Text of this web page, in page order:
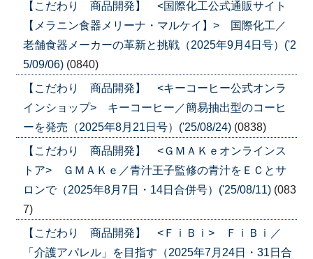
【こだわり 商品開発】 <国際化工公式通販サイト
【メラニン食器メリーナ・マルケイ】> 国際化工／
老舗食器メーカーの革新と挑戦（2025年9月4日号）('2
5/09/06) (0840)
【こだわり 商品開発】 <キーコーヒー公式オンラ
インショップ> キーコーヒー／簡易抽出型のコーヒ
ーを発売（2025年8月21日号）('25/08/24) (0838)
【こだわり 商品開発】 <ＧＭＡＫｅオンラインス
トア> ＧＭＡＫｅ／青汁王子監修の青汁をＥＣとサ
ロンで（2025年8月7日・14日合併号）('25/08/11) (083
7)
【こだわり 商品開発】 <ＦｉＢｉ> ＦｉＢｉ／
「介護アパレル」を目指す（2025年7月24日・31日合